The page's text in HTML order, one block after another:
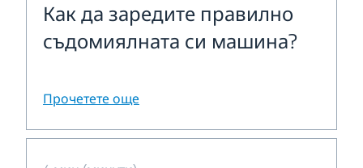
Как да заредите правилно
съдомиялната си машина?
Прочетете още